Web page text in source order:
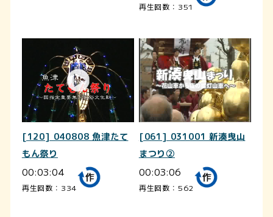
再生回数：351
[120] 040808 魚津たて
もん祭り
00:03:04
再生回数：334
[061] 031001 新湊曳山
まつり②
00:03:06
再生回数：562